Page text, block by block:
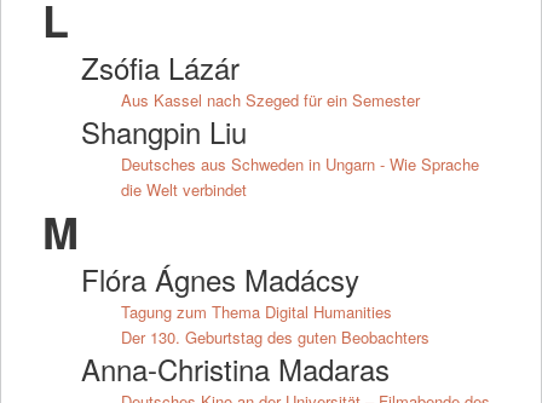
L
Zsófia Lázár
Aus Kassel nach Szeged für ein Semester
Shangpin Liu
Deutsches aus Schweden in Ungarn - Wie Sprache
die Welt verbindet
M
Flóra Ágnes Madácsy
Tagung zum Thema Digital Humanities
Der 130. Geburtstag des guten Beobachters
Anna-Christina Madaras